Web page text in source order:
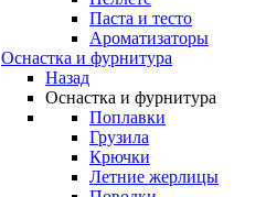
Паста и тесто
Ароматизаторы
Оснастка и фурнитура
Назад
Оснастка и фурнитура
Поплавки
Грузила
Крючки
Летние жерлицы